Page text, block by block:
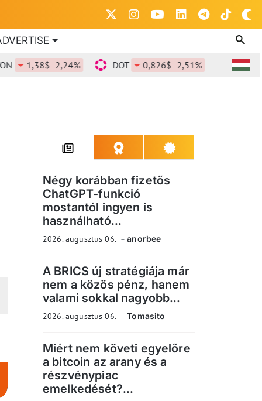
1,38$ -2,24% DOT 0,826$ -2,51% DOGE
Négy korábban fizetős
ChatGPT-funkció
mostantól ingyen is
használható...
2026. augusztus 06. anorbee
A BRICS új stratégiája már
nem a közös pénz, hanem
valami sokkal nagyobb...
2026. augusztus 06. Tomasito
Miért nem követi egyelőre
a bitcoin az arany és a
részvénypiac
emelkedését?...